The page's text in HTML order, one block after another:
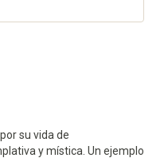
su vida de
y mística. Un ejemplo